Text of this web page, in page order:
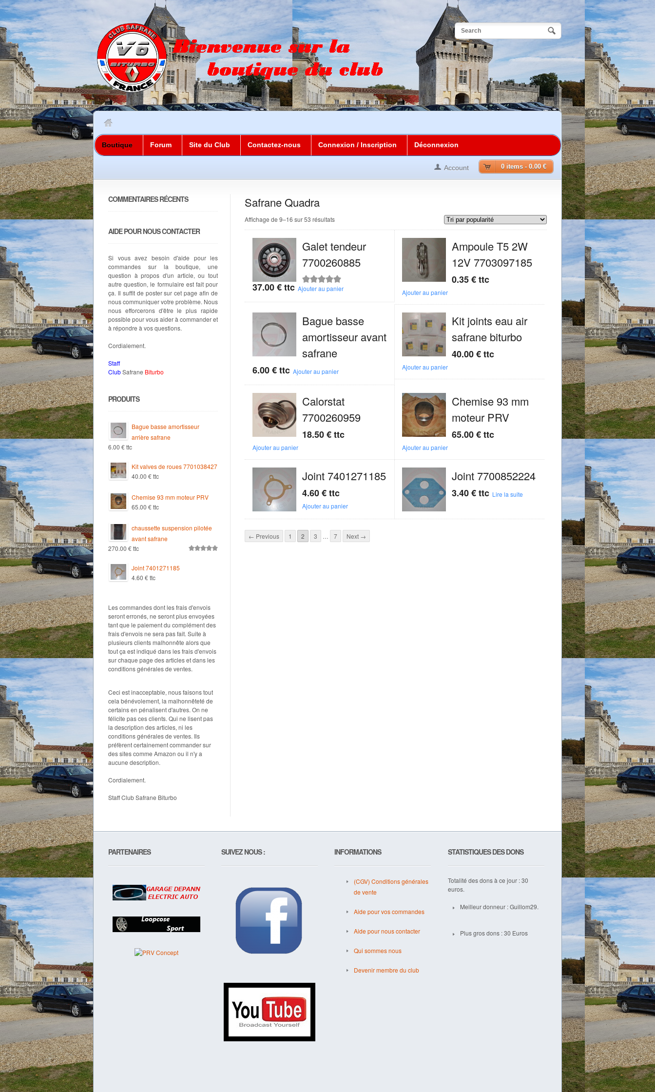
Boutique Forum Site du Club Contactez-nous Connexion / Inscription Déconnexion
0 items - 0.00 €
Account
Safrane Quadra
Affichage de 9–16 sur 53 résultatsTrié
Galet tendeur
7700260885
Note5.00sur
37.00€ ttc Ajouter au panier
Ampoule T5 2W
12V 7703097185
0.35€ ttc
Ajouter au panier
Bague basse
amortisseur avant
safrane
6.00€ ttc Ajouter au panier
Kit joints eau air
safrane biturbo
40.00€ ttc
Ajouter au panier
Calorstat
7700260959
18.50€ ttc
Ajouter au panier
Chemise 93 mm
moteur PRV
65.00€ ttc
Ajouter au panier
Joint 7401271185
4.60€ ttc
Ajouter au panier
Joint 7700852224
3.40€ ttc Lire la suite
← Previous 1 2 3 … 7 Next →
COMMENTAIRES RÉCENTS
AIDE POUR NOUS CONTACTER
Si vous avez besoin d'aide pour les
commandes sur la boutique, une
question à propos d'un article, ou tout
autre question, le formulaire est fait pour
ça. Il suffit de poster sur cet page afin de
nous communiquer votre problème. Nous
nous efforcerons d'être le plus rapide
possible pour vous aider à commander et
à répondre à vos questions.
Cordialement.
Staff
ClubSafrane Biturbo
PRODUITS
Bague basse amortisseur
arrière safrane
6.00 €ttc
Kit valves de roues 7701038427
40.00 €ttc
Chemise 93 mm moteur PRV
65.00 €ttc
chaussette suspension pilotée
avant safrane
270.00 €ttc
Joint 7401271185
4.60 €ttc
Les commandes dont les frais d'envois
seront erronés, ne seront plus envoyées
tant que le paiement du complément des
frais d'envois ne sera pas fait. Suite à
plusieurs clients malhonnête alors que
tout ça est indiqué dans les frais d'envois
sur chaque page des articles et dans les
conditions générales de ventes.
Ceci est inacceptable, nous faisons tout
cela bénévolement, la malhonnêteté de
certains en pénalisent d'autres. On ne
félicite pas ces clients. Qui ne lisent pas
la description des articles, ni les
conditions générales de ventes. Ils
préfèrent certainement commander sur
des sites comme Amazon ou il n'y a
aucune description.
Cordialement.
Staff Club Safrane Biturbo
PARTENAIRES SUIVEZ NOUS : INFORMATIONS
(CGV) Conditions générales
de vente
Aide pour vos commandes
Aide pour nous contacter
Qui sommes nous
Devenir membre du club
STATISTIQUES DES DONS
Totalité des dons à ce jour : 30
euros.
Meilleur donneur : Guillom29.
Plus gros dons : 30 Euros